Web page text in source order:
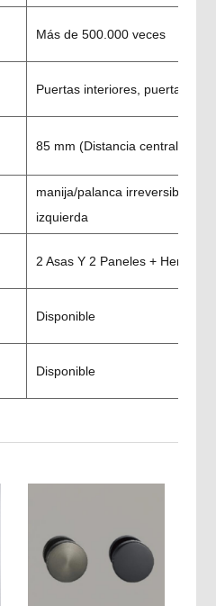
Más de 500.000 veces
Puertas interiores, puerta de
85 mm (Distancia central) * 60
manija/palanca irreversible;
izquierda
2 Asas Y 2 Paneles + Herrajes
Disponible
Disponible